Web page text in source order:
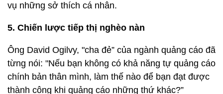
vụ những sở thích cá nhân.
5. Chiến lược tiếp thị nghèo nàn
Ông David Ogilvy, "cha đẻ” của ngành quảng cáo đã
từng nói: "Nếu bạn không có khả năng tự quảng cáo
chính bản thân mình, làm thế nào để bạn đạt được
thành công khi quảng cáo những thứ khác?”